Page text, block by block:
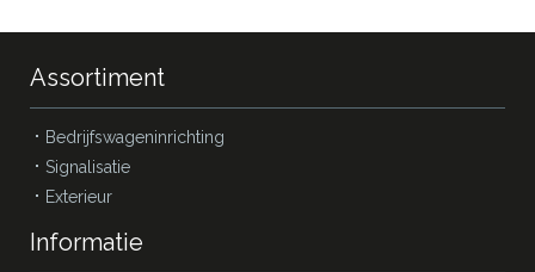
Assortiment
Bedrijfswageninrichting
Signalisatie
Exterieur
Informatie